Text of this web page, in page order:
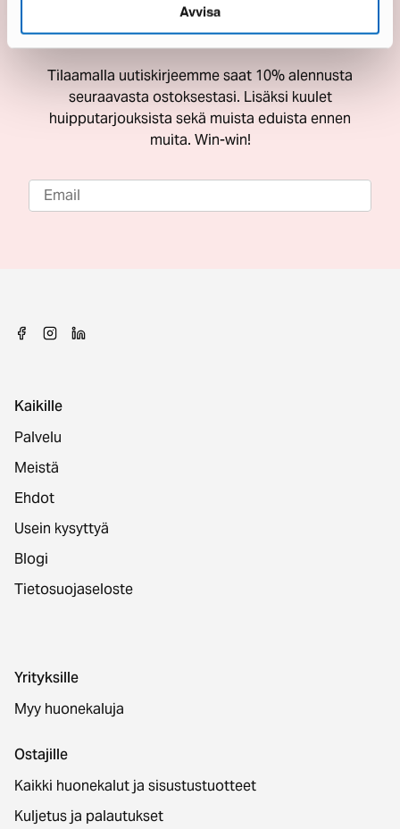
Avvisa
10% alennusta seuraavasta
ostoksestasi
Tilaamalla uutiskirjeemme saat 10% alennusta
seuraavasta ostoksestasi. Lisäksi kuulet
huipputarjouksista sekä muista eduista ennen
muita. Win-win!
Kaikille
Palvelu
Meistä
Ehdot
Usein kysyttyä
Blogi
Tietosuojaseloste
Yrityksille
Myy huonekaluja
Ostajille
Kaikki huonekalut ja sisustustuotteet
Kuljetus ja palautukset